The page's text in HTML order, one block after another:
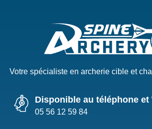
Votre spécialiste en archerie cible et
Disponible au téléphone et
05 56 12 59 84